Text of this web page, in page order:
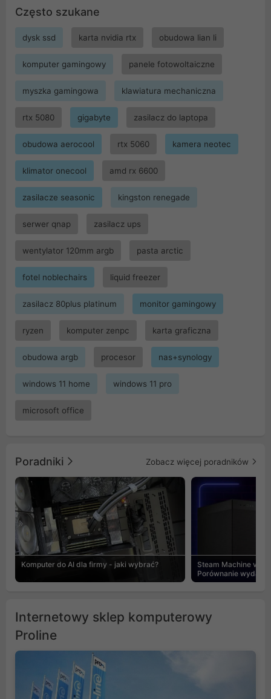
Często szukane
dysk ssd karta nvidia rtx obudowa lian li
komputer gamingowy panele fotowoltaiczne
myszka gamingowa klawiatura mechaniczna
rtx 5080 gigabyte zasilacz do laptopa
obudowa aerocool rtx 5060 kamera neotec
klimator onecool amd rx 6600
zasilacze seasonic kingston renegade
serwer qnap zasilacz ups
wentylator 120mm argb pasta arctic
fotel noblechairs liquid freezer
zasilacz 80plus platinum monitor gamingowy
ryzen komputer zenpc karta graficzna
obudowa argb procesor nas+synology
windows 11 home windows 11 pro
microsoft office
Poradniki Zobacz więcej poradników
Komputer do AI dla firmy - jaki wybrać?
Steam Machine vs
Porównanie
Internetowy sklep komputerowy
Proline